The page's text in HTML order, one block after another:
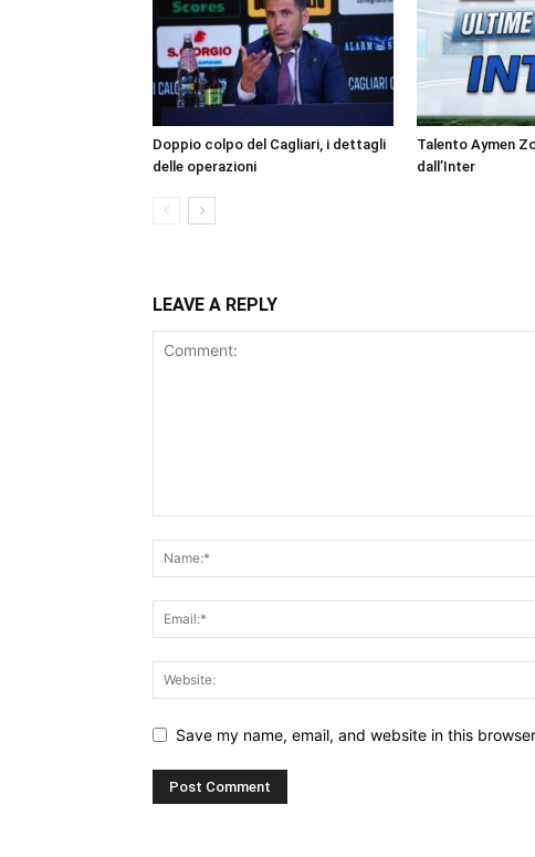
Doppio colpo del Cagliari, i dettagli
delle operazioni
Talento Aymen
dall’Inter
LEAVE A REPLY
Save my name, email, and website in this